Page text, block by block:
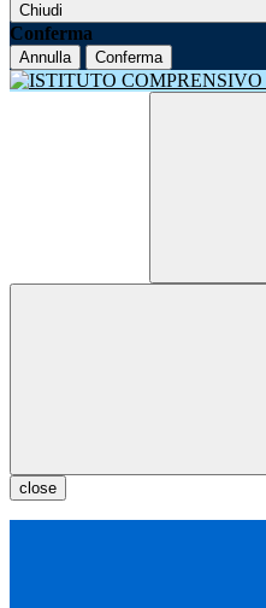
Chiudi
Conferma
Annulla Conferma
close